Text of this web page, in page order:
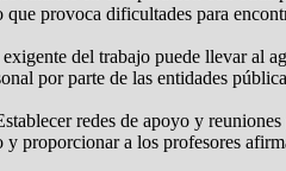
provoca dificultades para
del trabajo puede llevar al
por parte de las entidades
redes de apoyo y
proporcionar a los profesores